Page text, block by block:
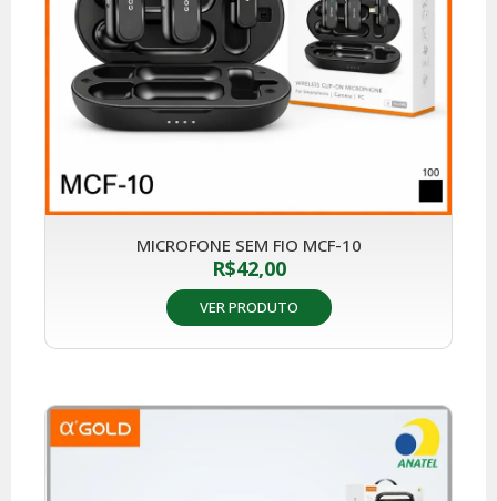
MICROFONE SEM FIO MCF-10
R$42,00
VER PRODUTO